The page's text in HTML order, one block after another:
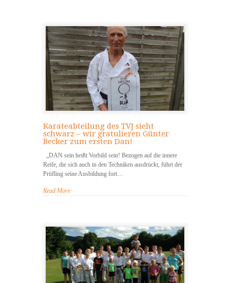
Karateabteilung des TVJ sieht
schwarz – wir gratulieren Günter
Becker zum ersten Dan!
„DAN sein heißt Vorbild sein! Bezogen auf die innere
Reife, die sich auch in den Techniken ausdrückt, führt der
Prüfling seine Ausbildung fort…
Read More